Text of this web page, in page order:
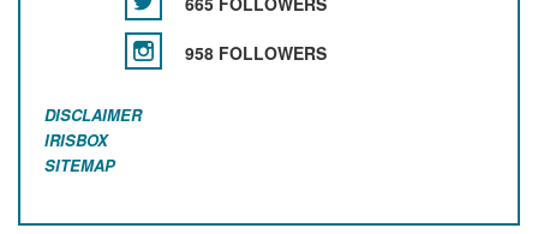
958 FOLLOWERS
DISCLAIMER
IRISBOX
SITEMAP